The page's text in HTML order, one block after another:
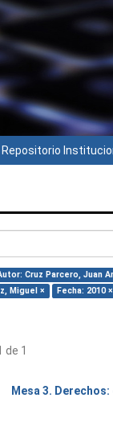
Repositorio
Cruz Parcero, Juan
Miguel ×
Fecha: 2010 ×
1
Mesa 3.